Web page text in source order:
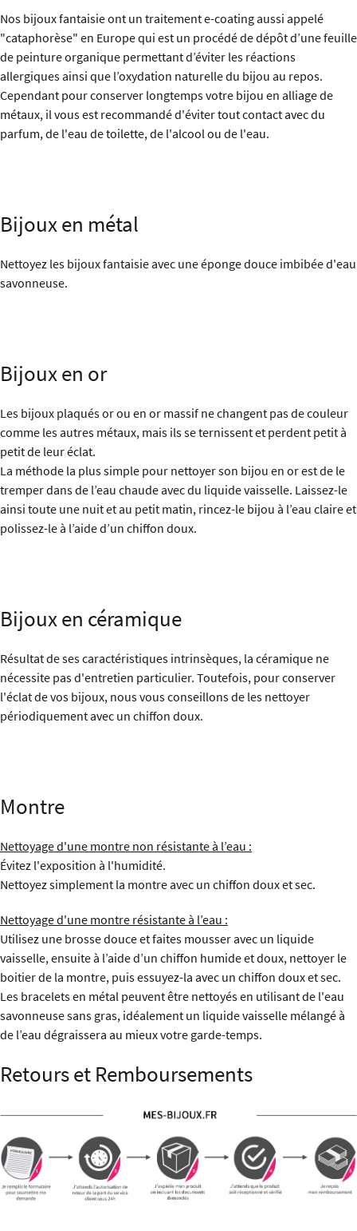
Nos bijoux fantaisie ont un traitement e-coating aussi appelé
"cataphorèse" en Europe qui est un procédé de dépôt d’une feuille
de peinture organique permettant d’éviter les réactions
allergiques ainsi que l’oxydation naturelle du bijou au repos.
Cependant pour conserver longtemps votre bijou en alliage de
métaux, il vous est recommandé d'éviter tout contact avec du
parfum, de l'eau de toilette, de l'alcool ou de l'eau.
Bijoux en métal
Nettoyez les bijoux fantaisie avec une éponge douce imbibée d'eau
savonneuse.
Bijoux en or
Les bijoux plaqués or ou en or massif ne changent pas de couleur
comme les autres métaux, mais ils se ternissent et perdent petit à
petit de leur éclat.
La méthode la plus simple pour nettoyer son bijou en or est de le
tremper dans de l’eau chaude avec du liquide vaisselle. Laissez-le
ainsi toute une nuit et au petit matin, rincez-le bijou à l’eau claire et
polissez-le à l’aide d’un chiffon doux.
Bijoux en céramique
Résultat de ses caractéristiques intrinsèques, la céramique ne
nécessite pas d'entretien particulier. Toutefois, pour conserver
l'éclat de vos bijoux, nous vous conseillons de les nettoyer
périodiquement avec un chiffon doux.
Montre
Nettoyage d'une montre non résistante à l’eau :
Évitez l'exposition à l'humidité.
Nettoyez simplement la montre avec un chiffon doux et sec.
Nettoyage d'une montre résistante à l’eau :
Utilisez une brosse douce et faites mousser avec un liquide
vaisselle, ensuite à l’aide d’un chiffon humide et doux, nettoyer le
boitier de la montre, puis essuyez-la avec un chiffon doux et sec.
Les bracelets en métal peuvent être nettoyés en utilisant de l'eau
savonneuse sans gras, idéalement un liquide vaisselle mélangé à
de l’eau dégraissera au mieux votre garde-temps.
Retours et Remboursements